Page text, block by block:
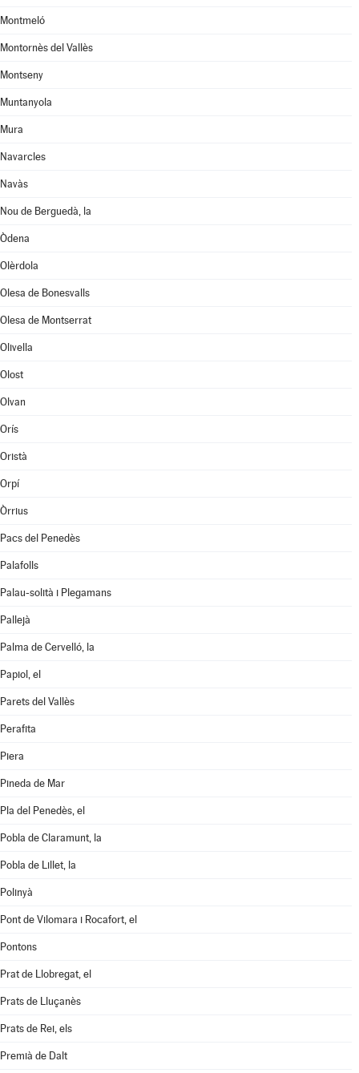
Montmeló
Montornès del Vallès
Montseny
Muntanyola
Mura
Navarcles
Navàs
Nou de Berguedà, la
Òdena
Olèrdola
Olesa de Bonesvalls
Olesa de Montserrat
Olivella
Olost
Olvan
Orís
Oristà
Orpí
Òrrius
Pacs del Penedès
Palafolls
Palau-solità i Plegamans
Pallejà
Palma de Cervelló, la
Papiol, el
Parets del Vallès
Perafita
Piera
Pineda de Mar
Pla del Penedès, el
Pobla de Claramunt, la
Pobla de Lillet, la
Polinyà
Pont de Vilomara i Rocafort, el
Pontons
Prat de Llobregat, el
Prats de Lluçanès
Prats de Rei, els
Premià de Dalt